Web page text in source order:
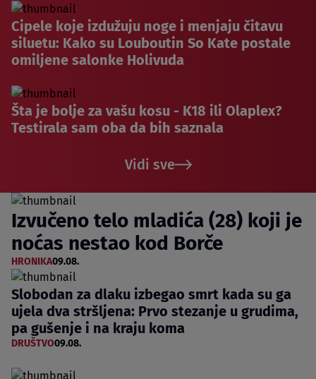
Cipele koje izdužuju noge i menjaju čitavu
siluetu: Kako su Louboutin So Kate postale
omiljene salonke Holivuda
Šta je bolje za vašu kosu - K18 ili Olaplex?
Testirala sam oba da bih saznala
Vidi sve
Izvučeno telo mladića (28) koji je
noćas nestao kod Borče
HRONIKA09.08.
Slobodan za dlaku izbegao smrt kada su ga
ujela dva stršljena: Prvo stezanje u grudima,
pa gušenje i na kraju koma
DRUŠTVO09.08.